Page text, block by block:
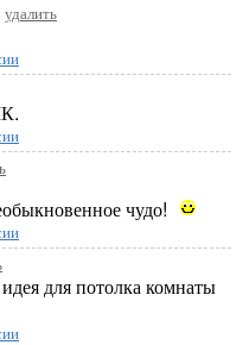
удалить
чудо!
для потолка комнаты